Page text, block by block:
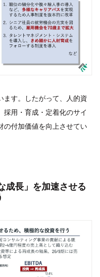
ます。したがって、人的資
採用・育成・定着化のサイ
の付加価値を向上させてい
成長」を加速させる